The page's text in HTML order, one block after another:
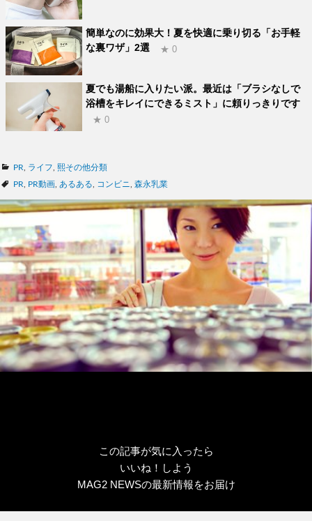
簡単なのに効果大！夏を快適に乗り切る「お手軽
な裏ワザ」2選
★ 0
夏でも湯船に入りたい派。最近は「ブラシなしで
浴槽をキレイにできるミスト」に頼りっきりです
★ 0
カ
テ
リ
PR ライフ 熙その他分類
タ
PR PR動画 あるある コンビニ 森永乳業
この記事が気に入ったら
いいね！しよう
MAG2 NEWSの最新情報をお届け